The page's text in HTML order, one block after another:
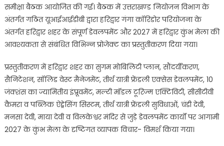
समीक्षा बैठक आयोजित की गई। बैठक में उत्तराखण्ड नियोजन विभाग के
अंतर्गत गठित यूआईआईडीबी द्वारा हरिद्वार गंगा कॉरिडोर परियोजना के
अंतर्गत हरिद्वार शहर के संपूर्ण डेवलपमेंट और 2027 में हरिद्वार कुंभ मेला की
आवश्यकता से संबंधित विभिन्न प्रोजेक्ट का प्रस्तुतीकरण दिया गया।
प्रस्तुतीकरण में हरिद्वार शहर का सुगम मोबिलिटी प्लान, सौंदर्यीकरण,
सैनिटेशन, सॉलिड वेस्ट मैनेजमेंट, तीर्थ यात्री फ्रेंडली एक्सेस डेवलपमेंट, 10
जंक्शंस का ज्यामितीय इंप्रूवमेंट, मल्टी मॉडल टूरिज्म एक्टिविटी, सीसीटीवी
कैमरा व पब्लिक ऐड्रेसिंग सिस्टम, तीर्थ यात्री फ्रेंडली सुविधाओं, चंडी देवी,
मनसा देवी, माया देवी व विलकेश्वर मंदिर से जुड़े डेवलपमेंट कार्यों पर आगामी
2027 के कुंभ मेला के दृष्टिगत व्यापक विचार- विमर्श किया गया।